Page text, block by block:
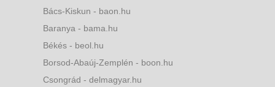
Bács-Kiskun - baon.hu
Baranya - bama.hu
Békés - beol.hu
Borsod-Abaúj-Zemplén - boon.hu
Csongrád - delmagyar.hu